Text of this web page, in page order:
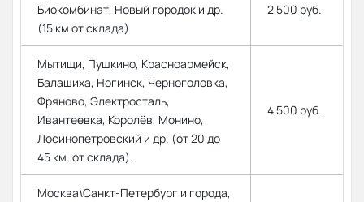
Биокомбинат, Новый городок и др.
(15 км от склада)
2 500 руб.
Мытищи, Пушкино, Красноармейск,
Балашиха, Ногинск, Черноголовка,
Фряново, Электросталь,
Ивантеевка, Королёв, Монино,
Лосинопетровский и др. (от 20 до
45 км. от склада).
4 500 руб.
Москва\Санкт-Петербург и города,